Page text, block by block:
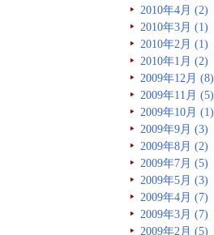
2010年4月 (2)
2010年3月 (1)
2010年2月 (1)
2010年1月 (2)
2009年12月 (8)
2009年11月 (5)
2009年10月 (1)
2009年9月 (3)
2009年8月 (2)
2009年7月 (5)
2009年5月 (3)
2009年4月 (7)
2009年3月 (7)
2009年2月 (5)